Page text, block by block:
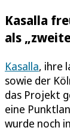
Kasalla
als
Kasalla, ihre
sowie der
das Projekt
eine
wurde noch